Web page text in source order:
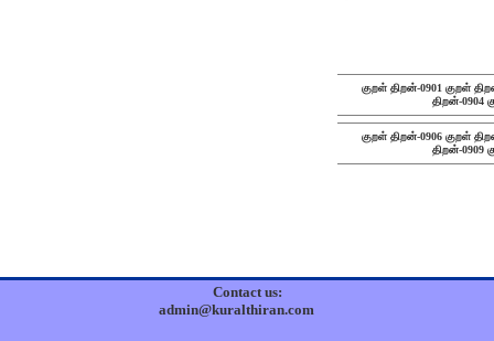
குறள் திறன்-0901 குறள்
திறன்-0904
குறள் திறன்-0906 குறள்
திறன்-0909
Contact us:
admin@kuralthiran.com